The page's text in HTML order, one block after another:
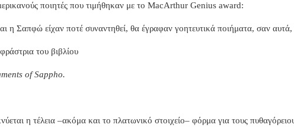
ποιητές που τιμήθηκαν με το MacArthur Genius award:
η Σαπφώ είχαν ποτέ συναντηθεί, θα έγραφαν γοητευτικά ποιήματα, σαν
του βιβλίου
of Sappho.
η τέλεια –ακόμα και το πλατωνικό στοιχείο– φόρμα για τους